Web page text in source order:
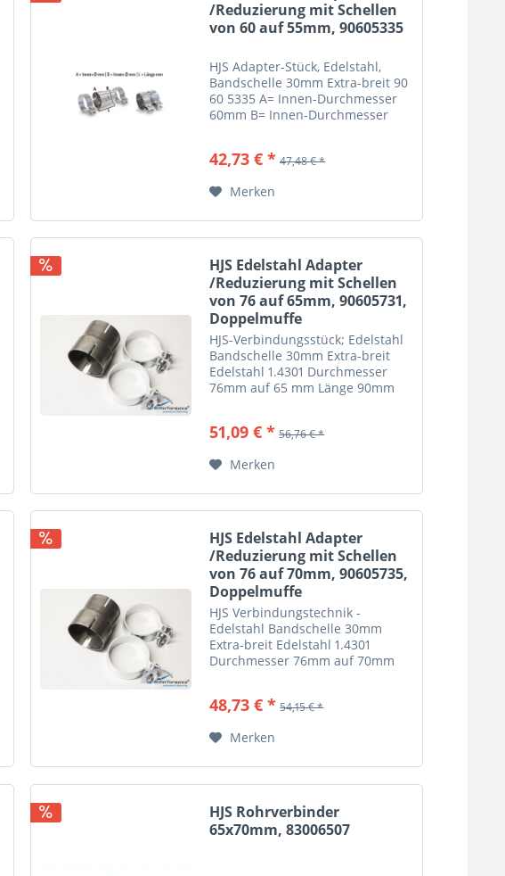
/Reduzierung mit Schellen
von 60 auf 55mm, 90605335
HJS Adapter-Stück, Edelstahl,
Bandschelle 30mm Extra-breit 90
60 5335 A= Innen-Durchmesser
60mm B= Innen-Durchmesser
42,73 € * 47,48 € *
Merken
HJS Edelstahl Adapter
/Reduzierung mit Schellen
von 76 auf 65mm, 90605731,
Doppelmuffe
HJS-Verbindungsstück; Edelstahl
Bandschelle 30mm Extra-breit
Edelstahl 1.4301 Durchmesser
76mm auf 65 mm Länge 90mm
51,09 € * 56,76 € *
Merken
HJS Edelstahl Adapter
/Reduzierung mit Schellen
von 76 auf 70mm, 90605735,
Doppelmuffe
HJS Verbindungstechnik -
Edelstahl Bandschelle 30mm
Extra-breit Edelstahl 1.4301
Durchmesser 76mm auf 70mm
48,73 € * 54,15 € *
Merken
HJS Rohrverbinder
65x70mm, 83006507